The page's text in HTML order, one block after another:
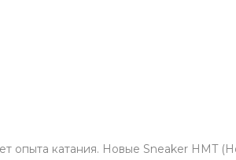
опыта катания. Новые Sneaker HMT